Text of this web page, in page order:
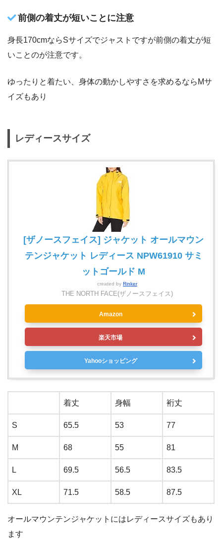
前側の着丈が短いことに注意
身長170cmならSサイズでジャストですが前側の着丈が短
いことのが注意です。
ゆったりと着たい、身体の動かしやすさを求めるならMサ
イズもあり
レディースサイズ
[ザノースフェイス] ジャケット オールマウン
テンジャケット レディース NPW61910 サミ
ットゴールド M
created by Rinker
THE NORTH FACE(ザノースフェイス)
Amazon
楽天市場
Yahooショッピング
着丈 身幅 裄丈
S 65.5 53 77
M 68 55 81
L 69.5 56.5 83.5
XL 71.5 58.5 87.5
オールマウンテンジャケットにはレディースサイズもあり
ます